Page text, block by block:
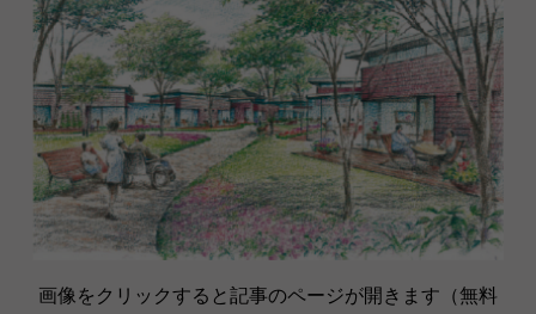
画像をクリックすると記事のページが開きます（無料